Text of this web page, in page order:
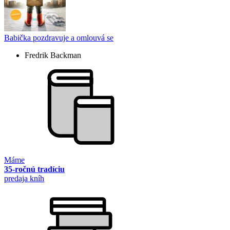
Babička pozdravuje a omlouvá se
Fredrik Backman
Máme
35-ročnú tradíciu
predaja kníh